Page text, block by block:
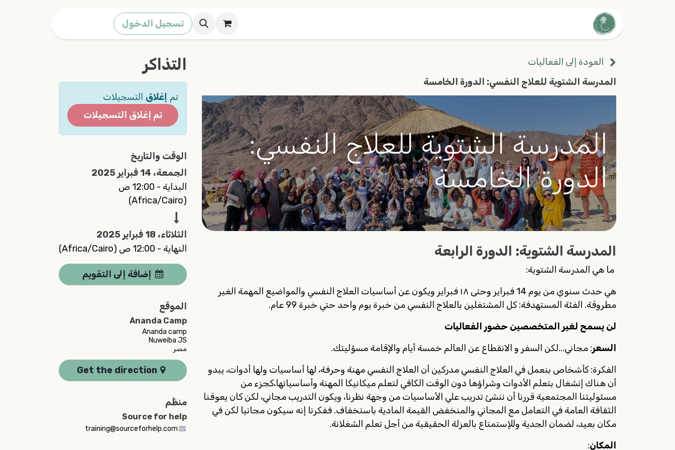
تسجيل الدخول
العودة إلى الفعاليات
المدرسة الشتوية للعلاج النفسي: الدورة الخامسة
المدرسة الشتوية للعلاج النفسي:
الدورة الخامسة
المدرسة الشتوية: الدورة الرابعة
ما هي المدرسة الشتوية:
هي حدث سنوي من يوم 14 فبراير وحتى ١٨ فبراير ويكون عن أساسيات العلاج النفسي والمواضيع المهمة الغير
مطروقة. الفئة المستهدفة: كل المشتغلين بالعلاج النفسي من خبرة يوم واحد حتي خبرة 99 عام.
لن يسمح لغير المتخصصين حضور الفعاليات
السعر: مجاني...لكن السفر و الانقطاع عن العالم خمسة أيام والإقامة مسؤليتك.
الفكرة: كأشخاص بنعمل في العلاج النفسي مدركين أن العلاج النفسي مهنة وحرفة، لها أساسيات ولها أدوات، يبدو
أن هناك إنشغال بتعلم الأدوات وشراؤها دون الوقت الكافي لتعلم ميكانيكا المهنة وأساسياتها،كجزء من
مسئوليتنا المجتمعية قررنا أن ننشئ تدريب علي الأساسيات من وجهة نظرنا، ويكون التدريب مجاني، لكن كان يعوقنا
الثقافة العامة في التعامل مع المجاني والمنخفض القيمة المادية باستخفاف. ففكرنا إنه سيكون مجانيا لكن في
مكان بعيد، لضمان الجدية وللإستمتاع بالعزلة الحقيقية من أجل تعلم الشغلانة.
المكان:
التذاكر
تم إغلاق التسجيلات
تم إغلاق التسجيلات
الوقت والتاريخ
الجمعة، 14 فبراير 2025
البداية - 12:00 ص
(
Africa/Cairo
)
الثلاثاء، 18 فبراير 2025
النهاية - 12:00 ص (
Africa/Cairo
)
إضافة إلى التقويم
الموقع
Ananda Camp
Ananda camp
Nuweiba JS
مصر
Get the direction
منظِّم
Source for help
training@sourceforhelp.com